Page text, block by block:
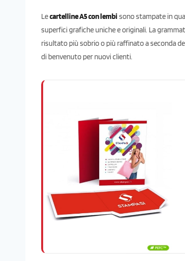
Lecartelline A5 con lembi sono stampate in
superfici grafiche uniche e originali. La
risultato più sobrio o più raffinato a seconda
di benvenuto per nuovi clienti.